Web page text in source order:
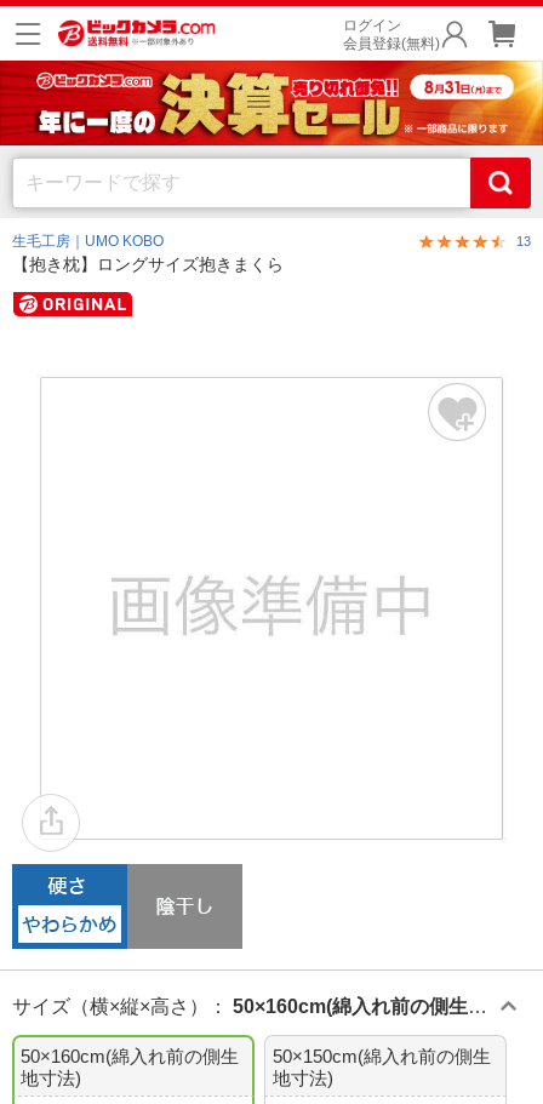
ログイン
会員登録(無料)
生毛工房｜UMO KOBO 13
【抱き枕】ロングサイズ抱きまくら
サイズ（横×縦×高さ） ： 50×160cm(綿入れ前の側生地
寸法)
50×160cm(綿入れ前の側生
地寸法)
50×150cm(綿入れ前の側生
地寸法)